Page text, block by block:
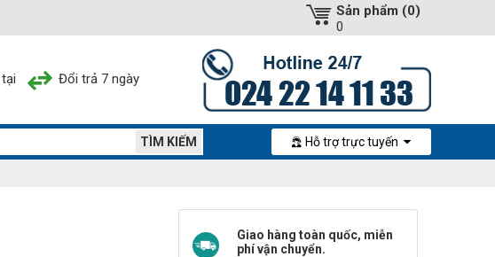
Sản phẩm (0)
0
Đổi trả 7 ngày
Hỗ trợ trực tuyến
Giao hàng toàn quốc, miễn
phí vận chuyển.